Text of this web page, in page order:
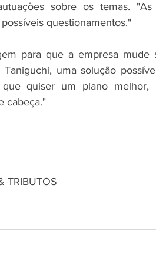
sobre os temas.
questionamentos."
para que a empresa
Taniguchi, uma solução
quiser um plano melhor,
cabeça."
TRIBUTOS